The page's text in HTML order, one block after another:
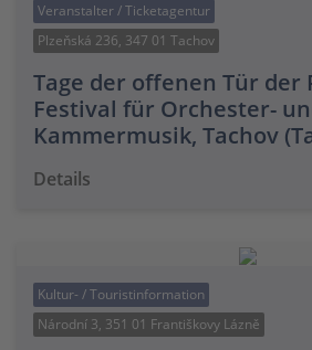
Veranstalter / Ticketagentur
Plzeňská 236, 347 01 Tachov
Tage der offenen Tür der
Festival für Orchester-
Kammermusik, Tachov
Details
Kultur- / Touristinformation
Národní 3, 351 01 Františkovy Lázně